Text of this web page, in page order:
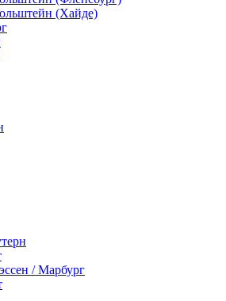
(Хайде)
/ Марбург